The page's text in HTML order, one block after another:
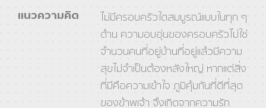
แนวความคิด
ไม่มีครอบครัวใดสมบูรณ์แบบในทุก ๆ
ด้าน ความอบอุ่นของครอบครัวไม่ใช่
จำนวนคนที่อยู่บ้านที่อยู่แล้วมีความ
สุขไม่จำเป็นต้องหลังใหญ่ หากแต่สิ่ง
ที่มีคือความเข้าใจ ภูมิคุ้มกันที่ดีที่สุด
ของข้าพเจ้า จึงเกิดจากความรัก